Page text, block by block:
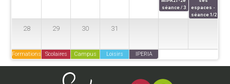
séance / 3
espaces -
séance 1/2
28 29 30 31
Formations Scolaires Campus Loisirs IPERIA